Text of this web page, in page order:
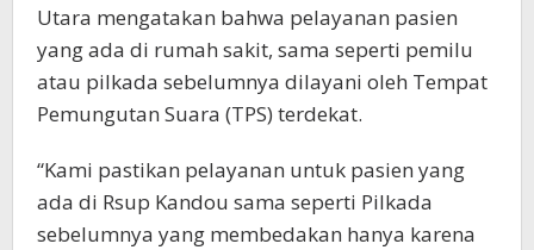
Utara mengatakan bahwa pelayanan pasien
yang ada di rumah sakit, sama seperti pemilu
atau pilkada sebelumnya dilayani oleh Tempat
Pemungutan Suara (TPS) terdekat.
“Kami pastikan pelayanan untuk pasien yang
ada di Rsup Kandou sama seperti Pilkada
sebelumnya yang membedakan hanya karena